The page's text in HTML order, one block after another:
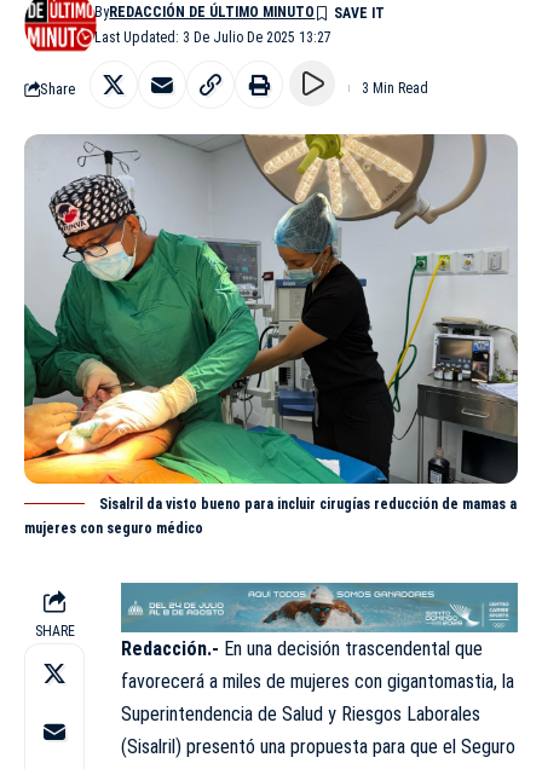
Last Updated: 3 De Julio De 2025 13:27
ByREDACCIÓN DE ÚLTIMO MINUTO
Share 3 Min Read
Sisalril da visto bueno para incluir cirugías reducción de mamas a
mujeres con seguro médico
SHARE
Redacción.- En una decisión trascendental que
favorecerá a miles de mujeres con gigantomastia, la
Superintendencia de Salud y Riesgos Laborales
(Sisalril) presentó una propuesta para que el Seguro